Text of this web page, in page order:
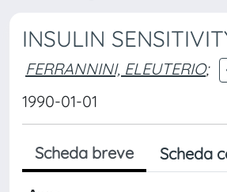
INSULIN
FERRANNINI, ELEUTERIO;
1990-01-01
Scheda breve Scheda